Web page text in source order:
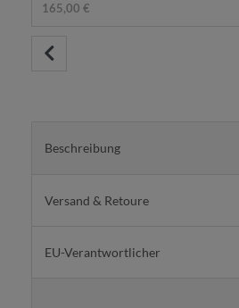
165,00 €
Beschreibung
Versand & Retoure
EU-Verantwortlicher